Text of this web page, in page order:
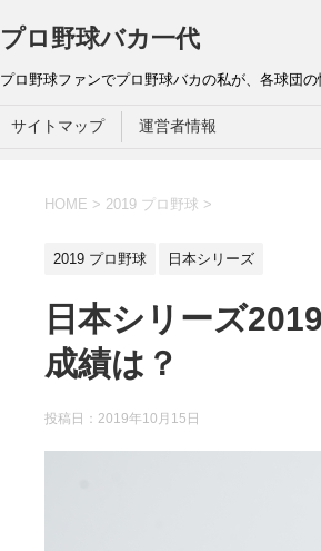
プロ野球バカ一代
プロ野球ファンでプロ野球バカの私が、各球団の
サイトマップ 運営者情報
HOME > 2019 プロ野球 >
2019 プロ野球 日本シリーズ
日本シリーズ
成績は？
投稿日： 2019年10月15日